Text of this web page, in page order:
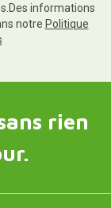
informations
notre Politique
rien